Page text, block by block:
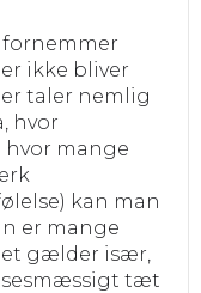
fornemmer
ikke bliver
taler nemlig
hvor
hvor mange
kan man
er mange
gælder især,
tæt